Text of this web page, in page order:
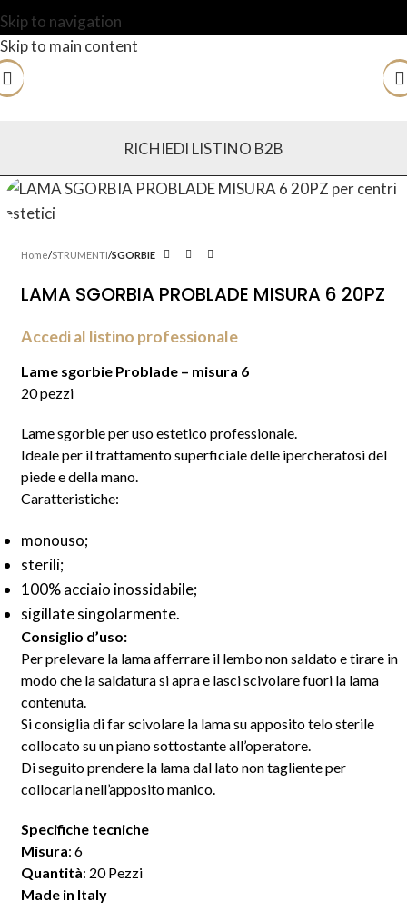
Skip to navigation
Skip to main content
RICHIEDI LISTINO B2B
Home STRUMENTI SGORBIE
LAMA SGORBIA PROBLADE MISURA 6 20PZ
Accedi al listino professionale
Lame sgorbie Problade – misura 6
20 pezzi
Lame sgorbie per uso estetico professionale.
Ideale per il trattamento superficiale delle ipercheratosi del
piede e della mano.
Caratteristiche:
monouso;
sterili;
100% acciaio inossidabile;
sigillate singolarmente.
Consiglio d’uso:
Per prelevare la lama afferrare il lembo non saldato e tirare in
modo che la saldatura si apra e lasci scivolare fuori la lama
contenuta.
Si consiglia di far scivolare la lama su apposito telo sterile
collocato su un piano sottostante all’operatore.
Di seguito prendere la lama dal lato non tagliente per
collocarla nell’apposito manico.
Specifiche tecniche
Misura: 6
Quantità: 20 Pezzi
Made in Italy